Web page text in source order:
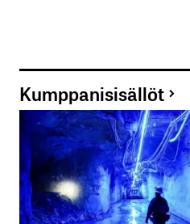
Kumppanisisällöt